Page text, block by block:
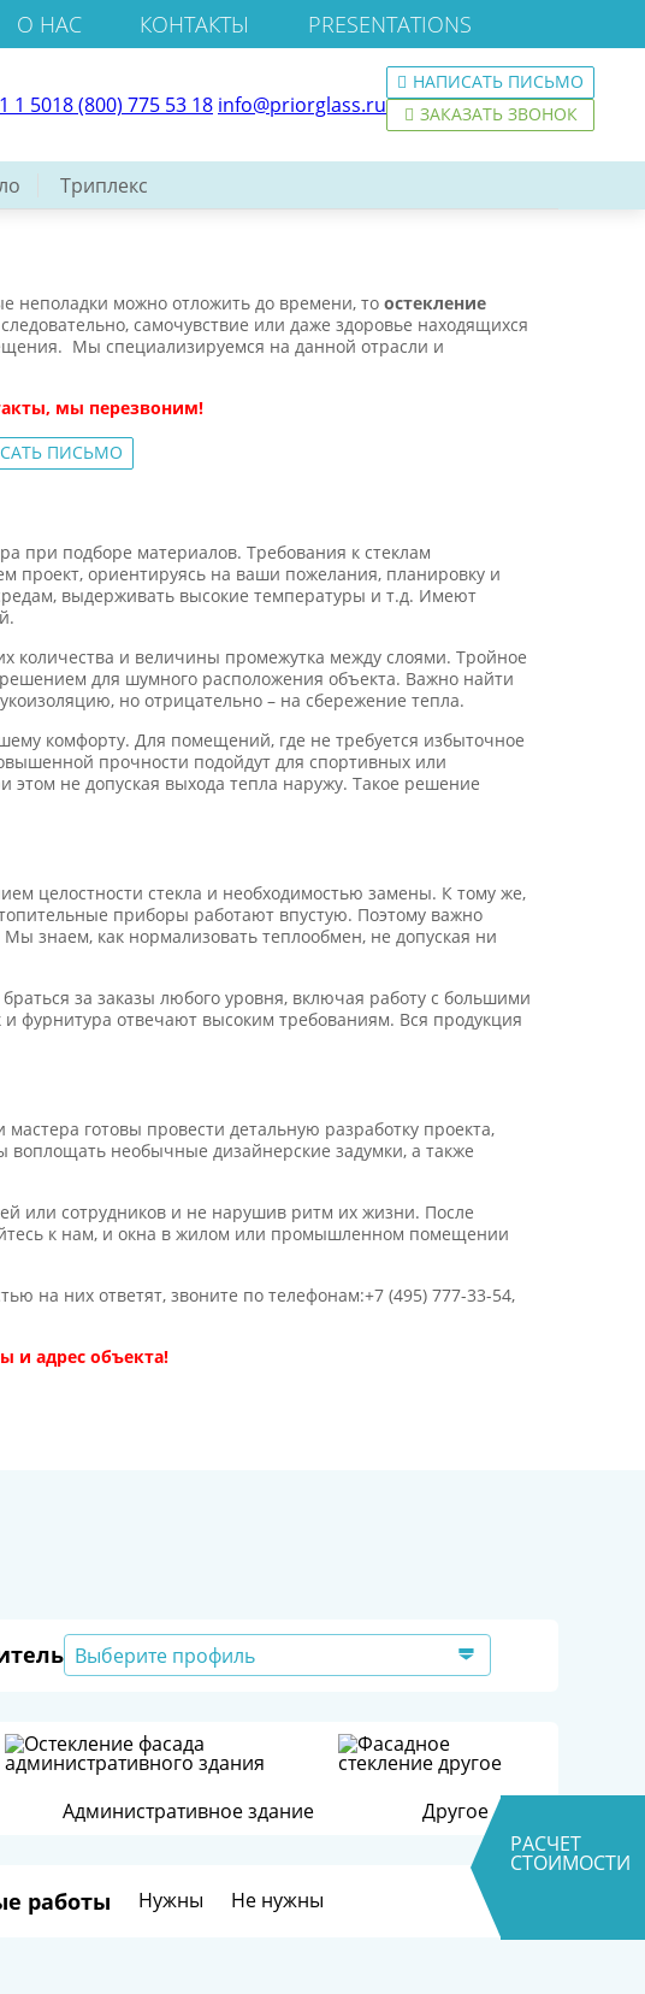
О НАС КОНТАКТЫ PRESENTATIONS
1 5018 (800) 775 53 18 info@priorglass.ru
НАПИСАТЬ ПИСЬМО
ЗАКАЗАТЬ ЗВОНОК
Триплекс
РАСЧЕТ
СТОИМОСТИ
неполадки можно отложить до времени, то остекление
самочувствие или даже здоровье находящихся
Мы специализируемся на данной отрасли и
мы перезвоним!
ПИСЬМО
при подборе материалов. Требования к стеклам
проект, ориентируясь на ваши пожелания, планировку и
выдерживать высокие температуры и т.д. Имеют
количества и величины промежутка между слоями. Тройное
для шумного расположения объекта. Важно найти
но отрицательно – на сбережение тепла.
комфорту. Для помещений, где не требуется избыточное
прочности подойдут для спортивных или
этом не допуская выхода тепла наружу. Такое решение
целостности стекла и необходимостью замены. К тому же,
приборы работают впустую. Поэтому важно
знаем, как нормализовать теплообмен, не допуская ни
за заказы любого уровня, включая работу с большими
фурнитура отвечают высоким требованиям. Вся продукция
готовы провести детальную разработку проекта,
необычные дизайнерские задумки, а также
или сотрудников и не нарушив ритм их жизни. После
к нам, и окна в жилом или промышленном помещении
на них ответят, звоните по телефонам:+7 (495) 777-33-54,
и адрес объекта!
Выберите профиль
Административное здание Другое
работы Нужны Не нужны